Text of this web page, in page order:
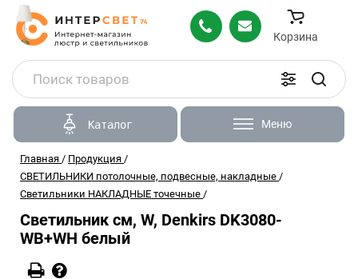
Корзина
Каталог Меню
Главная / Продукция /
СВЕТИЛЬНИКИ потолочные, подвесные, накладные /
Светильники НАКЛАДНЫЕ точечные /
Светильник см, W, Denkirs DK3080-
WB+WH белый